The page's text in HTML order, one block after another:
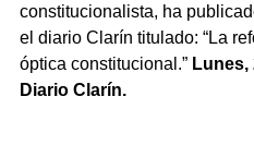
constitucionalista, ha
el diario Clarín titulado: “La
óptica constitucional.” Lunes,
Diario Clarín.